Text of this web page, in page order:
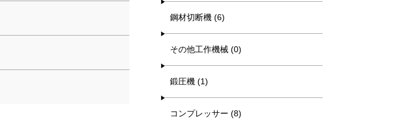
鋼材切断機 (6)
その他工作機械 (0)
鍛圧機 (1)
コンプレッサー (8)